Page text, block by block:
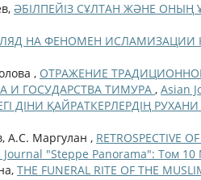
ӘБІЛПЕЙІЗ СҰЛТАН ЖӘНЕ ОНЫҢ
НА ФЕНОМЕН ИСЛАМИЗАЦИИ
, ОТРАЖЕНИЕ
И ГОСУДАРСТВА ТИМУРА , Asian
ДІНИ ҚАЙРАТКЕРЛЕРДІҢ
А.С. Маргулан , RETROSPECTIVE
Journal "Steppe Panorama": Том 10
THE FUNERAL RITE OF THE